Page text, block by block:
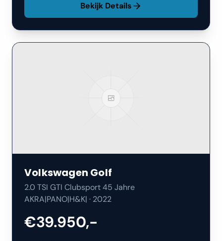
Bekijk Details
Volkswagen Golf
2.0 TSI GTI Clubsport 45 Jahre
AKRA|PANO|H&K| · 2022
€39.950,-